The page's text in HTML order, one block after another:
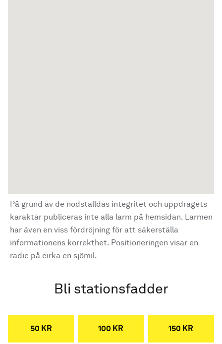
På grund av de nödställdas integritet och uppdragets
karaktär publiceras inte alla larm på hemsidan. Larmen
har även en viss fördröjning för att säkerställa
informationens korrekthet. Positioneringen visar en
radie på cirka en sjömil.
Bli stationsfadder
50 KR 100 KR 150 KR